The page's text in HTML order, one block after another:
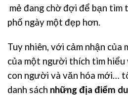
mẻ đang chờ đợi để bạn tìm
phố ngày một đẹp hơn.
Tuy nhiên, với cảm nhận của
của một người thích tìm hiểu
con người và văn hóa mới…
danh sách những địa điểm